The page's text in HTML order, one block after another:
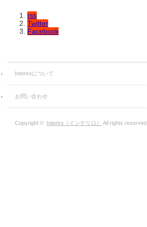
rss
Twitter
Facebook
Interiroについて
お問い合わせ
Copyright © Interiro［インテリロ］ All rights reserved.